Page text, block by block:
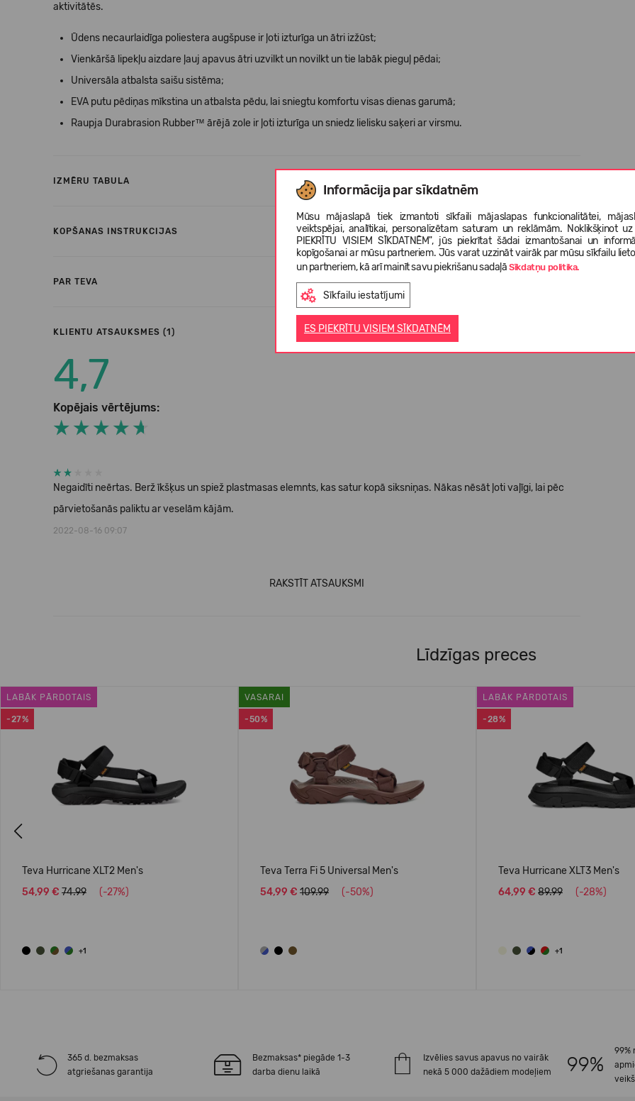
Informācija par sīkdatnēm
Mūsu mājaslapā tiek izmantoti sīkfaili mājaslapas funkcionalitātei,
veiktspējai, analītikai, personalizētam saturam un reklāmām. Noklikšķinot
PIEKRĪTU VISIEM SĪKDATNĒM", jūs piekrītat šādai izmantošanai un
kopīgošanai ar mūsu partneriem. Jūs varat uzzināt vairāk par mūsu sīkfailu
un partneriem, kā arī mainīt savu piekrišanu sadaļāSīkdatņu politika.
Sīkfailu iestatījumi
ES PIEKRĪTU VISIEM SĪKDATNĒM
aktivitātēs.
Ūdens necaurlaidīga poliestera augšpuse ir ļoti izturīga un ātri izžūst;
Vienkāršā lipekļu aizdare ļauj apavus ātri uzvilkt un novilkt un tie labāk pieguļ pēdai;
Universāla atbalsta saišu sistēma;
EVA putu pēdiņas mīkstina un atbalsta pēdu, lai sniegtu komfortu visas dienas garumā;
Raupja Durabrasion Rubber™ ārējā zole ir ļoti izturīga un sniedz lielisku saķeri ar virsmu.
IZMĒRU TABULA
KOPŠANAS INSTRUKCIJAS
PAR TEVA
KLIENTU ATSAUKSMES (1)
4,7
Kopējais vērtējums:
Negaidīti neērtas. Berž īkšķus un spiež plastmasas elemnts, kas satur kopā siksniņas. Nākas nēsāt ļoti vaļīgi, lai pēc
pārvietošanās paliktu ar veselām kājām.
2022-08-16 09:07
RAKSTĪT ATSAUKSMI
Līdzīgas preces
-27%
LABĀK PĀRDOTAIS
Teva Hurricane XLT2 Men's
54,99 € 74.99 (-27%)
+1
-50%
VASARAI
Teva Terra Fi 5 Universal Men's
54,99 € 109.99 (-50%)
-28%
LABĀK PĀRDOTAIS
Teva Hurricane XLT3 Men's
64,99 € 89.99 (-28%)
+1
365 d. bezmaksas
atgriešanas garantija
Bezmaksas* piegāde 1-3
darba dienu laikā
Izvēlies savus apavus no vairāk
nekā 5 000 dažādiem modeļiem
99%